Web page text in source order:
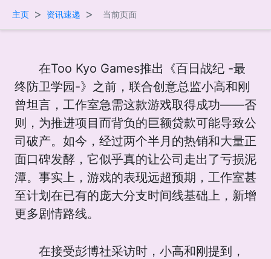
主页 > 资讯速递 > 当前页面
在Too Kyo Games推出《百日战纪 -最
终防卫学园-》之前，联合创意总监小高和刚
曾坦言，工作室急需这款游戏取得成功——否
则，为推进项目而背负的巨额贷款可能导致公
司破产。如今，经过两个半月的热销和大量正
面口碑发酵，它似乎真的让公司走出了亏损泥
潭。事实上，游戏的表现远超预期，工作室甚
至计划在已有的庞大分支时间线基础上，新增
更多剧情路线。
在接受彭博社采访时，小高和刚提到，